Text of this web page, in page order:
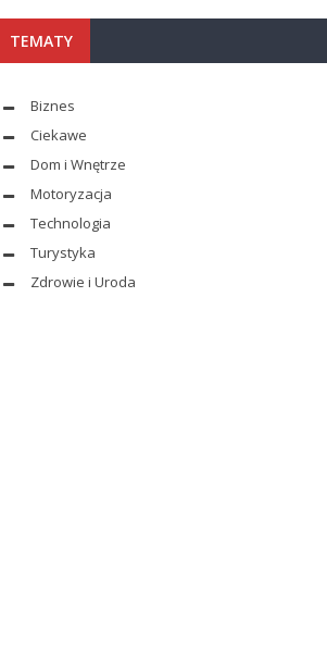
TEMATY
Biznes
Ciekawe
Dom i Wnętrze
Motoryzacja
Technologia
Turystyka
Zdrowie i Uroda